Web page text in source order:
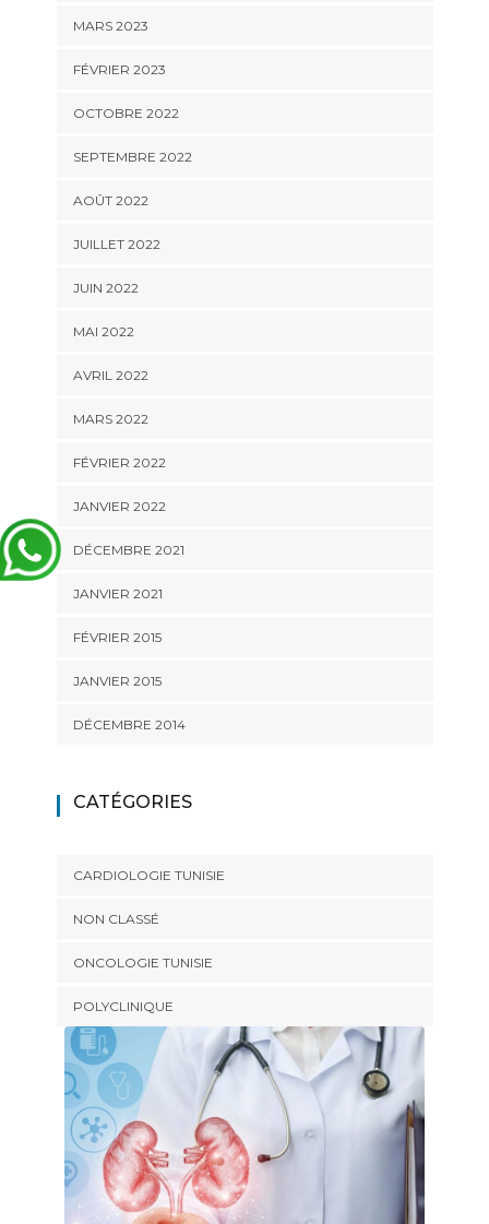
MARS 2023
FÉVRIER 2023
OCTOBRE 2022
SEPTEMBRE 2022
AOÛT 2022
JUILLET 2022
JUIN 2022
MAI 2022
AVRIL 2022
MARS 2022
FÉVRIER 2022
JANVIER 2022
DÉCEMBRE 2021
JANVIER 2021
FÉVRIER 2015
JANVIER 2015
DÉCEMBRE 2014
CATÉGORIES
CARDIOLOGIE TUNISIE
NON CLASSÉ
ONCOLOGIE TUNISIE
POLYCLINIQUE